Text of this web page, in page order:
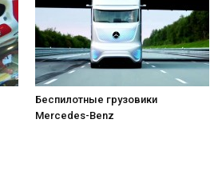
Беспилотные грузовики
Mercedes-Benz